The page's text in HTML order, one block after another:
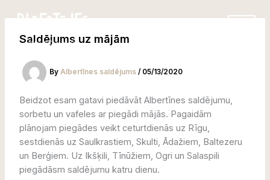
to
contentSaldējums uz mājām
By Albertīnes saldējums / 05/13/2020
Beidzot esam gatavi piedāvāt Albertīnes saldējumu,
sorbetu un vafeles ar piegādi mājās. Pagaidām
plānojam piegādes veikt ceturtdienās uz Rīgu,
sestdienās uz Saulkrastiem, Skulti, Ādažiem, Baltezeru
un Berģiem. Uz Ikšķili, Tīnūžiem, Ogri un Salaspili
piegādāsm saldējumu katru dienu.